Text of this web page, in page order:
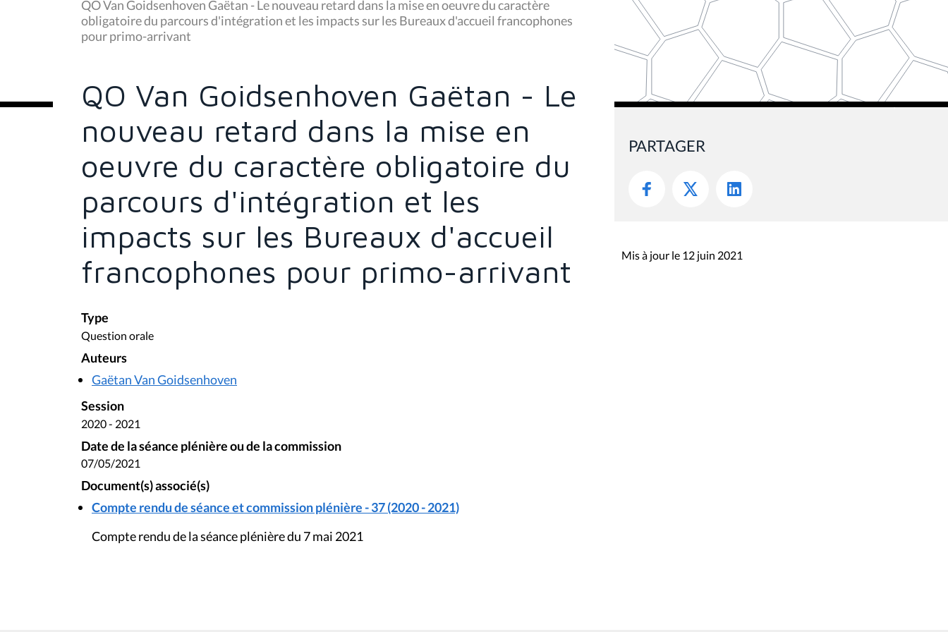
u
ê
t
QO Van Goidsenhoven Gaëtan - Le nouveau retard dans la mise en oeuvre du caractère
obligatoire du parcours d'intégration et les impacts sur les Bureaux d'accueil francophones
pour primo-arrivant
QO Van Goidsenhoven Gaëtan - Le
nouveau retard dans la mise en
oeuvre du caractère obligatoire du
parcours d'intégration et les
impacts sur les Bureaux d'accueil
francophones pour primo-arrivant
Type
Question orale
Auteurs
Gaëtan Van Goidsenhoven
Session
2020 - 2021
Date de la séance plénière ou de la commission
07/05/2021
Document(s) associé(s)
Compte rendu de séance et commission plénière - 37 (2020 - 2021)
Compte rendu de la séance plénière du 7 mai 2021
PARTAGER
Mis à jour le 12 juin 2021